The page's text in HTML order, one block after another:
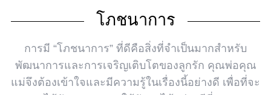
โภชนาการ
การมี “โภชนาการ” ที่ดีคือสิ่งที่จำเป็นมากสำหรับ
พัฒนาการและการเจริญเติบโตของลูกรัก คุณพ่อคุณ
แม่จึงต้องเข้าใจและมีความรู้ในเรื่องนี้อย่างดี เพื่อที่จะ